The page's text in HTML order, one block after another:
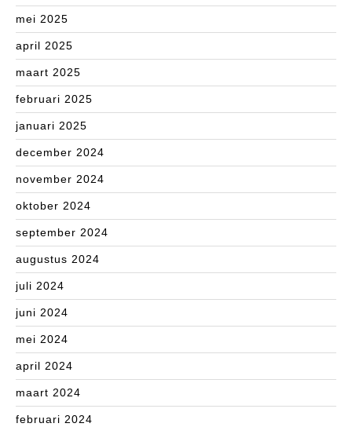
mei 2025
april 2025
maart 2025
februari 2025
januari 2025
december 2024
november 2024
oktober 2024
september 2024
augustus 2024
juli 2024
juni 2024
mei 2024
april 2024
maart 2024
februari 2024